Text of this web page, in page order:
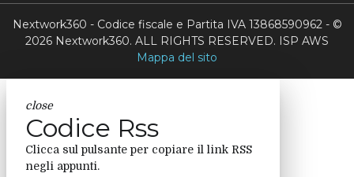
Nextwork360 - Codice fiscale e Partita IVA 13868590962 - ©
2026 Nextwork360. ALL RIGHTS RESERVED. ISP AWS
Mappa del sito
close
Codice Rss
Clicca sul pulsante per copiare il link RSS
negli appunti.